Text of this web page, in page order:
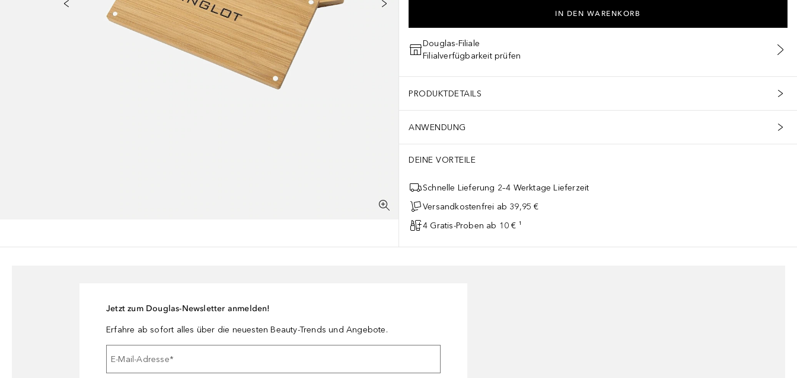
IN DEN WARENKORB
Douglas-Filiale
Filialverfügbarkeit prüfen
PRODUKTDETAILS
ANWENDUNG
DEINE VORTEILE
Schnelle Lieferung 2–4 Werktage Lieferzeit
Versandkostenfrei ab 39,95 €
4 Gratis-Proben ab 10 € ¹
Jetzt zum Douglas-Newsletter anmelden!
Erfahre ab sofort alles über die neuesten Beauty-Trends und Angebote.
E-Mail-Adresse*